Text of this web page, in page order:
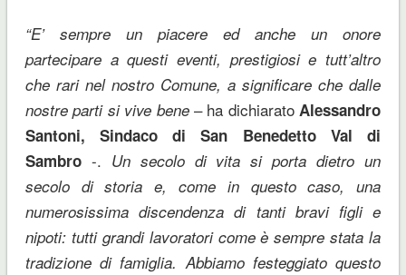
“E’ sempre un piacere ed anche un onore
partecipare a questi eventi, prestigiosi e tutt’altro
che rari nel nostro Comune, a significare che dalle
nostre parti si vive bene– ha dichiaratoAlessandro
Santoni, Sindaco di San Benedetto Val di
Sambro-. Un secolo di vita si porta dietro un
secolo di storia e, come in questo caso, una
numerosissima discendenza di tanti bravi figli e
nipoti: tutti grandi lavoratori come è sempre stata la
tradizione di famiglia. Abbiamo festeggiato questo